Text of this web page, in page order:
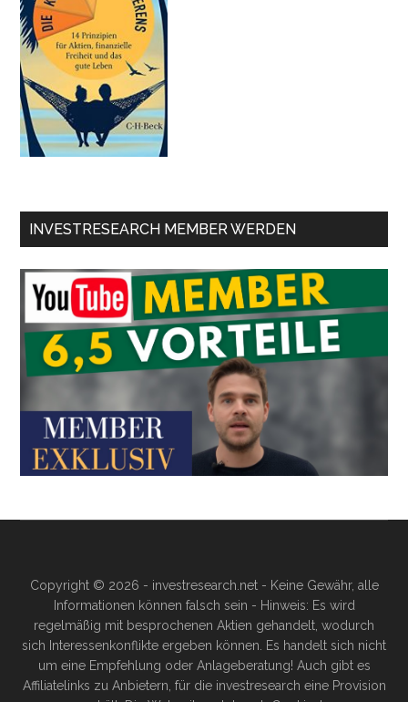
INVESTRESEARCH MEMBER WERDEN
Copyright © 2026 - investresearch.net - Keine Gewähr, alle
Informationen können falsch sein - Hinweis: Es wird
regelmäßig mit besprochenen Aktien gehandelt, wodurch
sich Interessenkonflikte ergeben können. Es handelt sich nicht
um eine Empfehlung oder Anlageberatung! Auch gibt es
Affiliatelinks zu Anbietern, für die investresearch eine Provision